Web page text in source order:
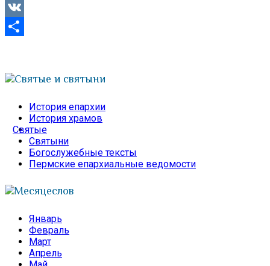
Viber
VK
Святые и святыни
История епархии
История храмов
Святые
Святыни
Богослужебные тексты
Пермские епархиальные ведомости
Месяцеслов
Январь
Февраль
Март
Апрель